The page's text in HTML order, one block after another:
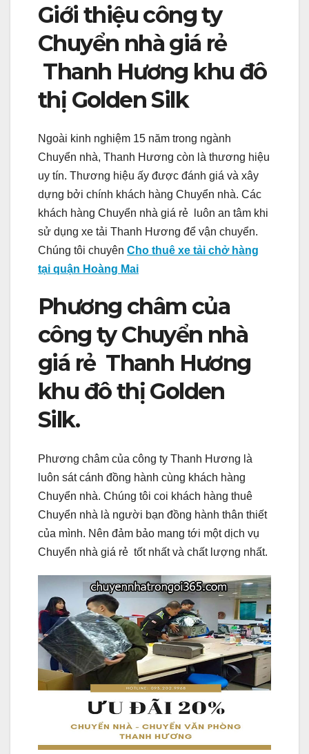
Giới thiệu công ty
Chuyển nhà giá rẻ
Thanh Hương khu đô
thị Golden Silk
Ngoài kinh nghiệm 15 năm trong ngành
Chuyển nhà, Thanh Hương còn là thương hiệu
uy tín. Thương hiệu ấy được đánh giá và xây
dựng bởi chính khách hàng Chuyển nhà. Các
khách hàng Chuyển nhà giá rẻ luôn an tâm khi
sử dụng xe tải Thanh Hương để vận chuyển.
Chúng tôi chuyên Cho thuê xe tải chở hàng
tại quận Hoàng Mai
Phương châm của
công ty Chuyển nhà
giá rẻ Thanh Hương
khu đô thị Golden
Silk.
Phương châm của công ty Thanh Hương là
luôn sát cánh đồng hành cùng khách hàng
Chuyển nhà. Chúng tôi coi khách hàng thuê
Chuyển nhà là người bạn đồng hành thân thiết
của mình. Nên đảm bảo mang tới một dịch vụ
Chuyển nhà giá rẻ tốt nhất và chất lượng nhất.